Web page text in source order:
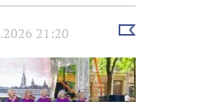
21:20
Выбрать